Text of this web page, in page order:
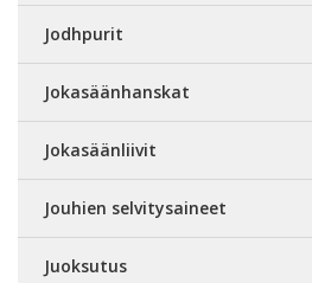
Jodhpurit
Jokasäänhanskat
Jokasäänliivit
Jouhien selvitysaineet
Juoksutus